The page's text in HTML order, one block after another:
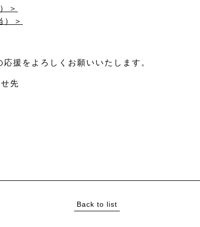
＞
＞
援をよろしくお願いいたします。
先
Back to list